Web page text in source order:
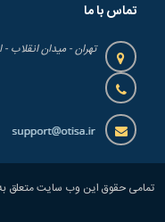
تماس با ما
تهران - میدان انقلاب -
تمامی حقوق این وب سایت متعلق